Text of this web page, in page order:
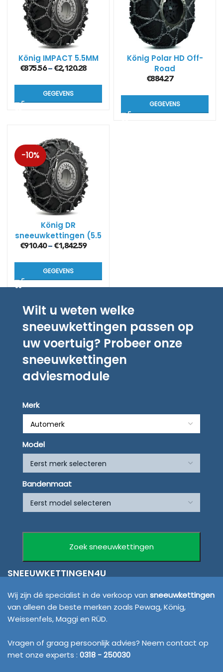
König IMPACT 5.5MM
€875.56– €2,120.28
GEGEVENS
König Polar HD Off-
Road
sneeuwkettingen (7
€884.27
GEGEVENS
-10%
König DR
sneeuwkettingen (5.5
mm)
€910.40– €1,842.59
GEGEVENS
Wilt u weten welke
sneeuwkettingen passen op
uw voertuig? Probeer onze
sneeuwkettingen
adviesmodule
Merk
Model
Bandenmaat
SNEEUWKETTINGEN4U
Wij zijn dé specialist in de verkoop van sneeuwkettingen
van alleen de beste merken zoals Pewag, König,
Weissenfels, Maggi en RÜD.
Vragen of graag persoonlijk advies? Neem contact op
met onze experts : 0318 - 250030